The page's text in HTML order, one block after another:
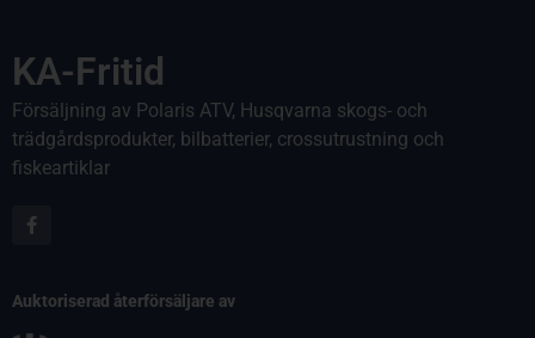
KA-Fritid
Försäljning av Polaris ATV, Husqvarna skogs- och
trädgårdsprodukter, bilbatterier, crossutrustning och
fiskeartiklar
Auktoriserad återförsäljare av